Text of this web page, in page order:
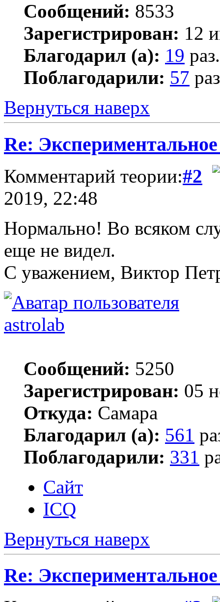
Сообщений: 8533
Зарегистрирован: 12
Благодарил (а): 19 раз.
Поблагодарили: 57
Вернуться наверх
Re:
Комментарий теории:#2
2019, 22:48
Нормально! Во всяком
еще не видел.
С уважением, Виктор
astrolab
Сообщений: 5250
Зарегистрирован: 05
Откуда: Самара
Благодарил (а): 561
Поблагодарили: 331
Сайт
ICQ
Вернуться наверх
Re: